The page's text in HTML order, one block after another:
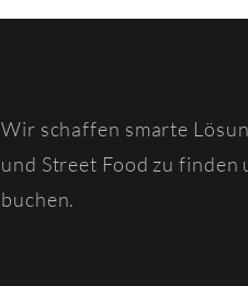
Wir schaffen smarte
und Street Food zu
buchen.